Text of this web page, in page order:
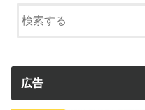
広告